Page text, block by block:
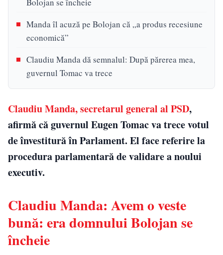
Bolojan se încheie
Manda îl acuză pe Bolojan că „a produs recesiune
economică”
Claudiu Manda dă semnalul: După părerea mea,
guvernul Tomac va trece
Claudiu Manda, secretarul general al PSD,
afirmă că guvernul Eugen Tomac va trece votul
de învestitură în Parlament. El face referire la
procedura parlamentară de validare a noului
executiv.
Claudiu Manda: Avem o veste
bună: era domnului Bolojan se
încheie